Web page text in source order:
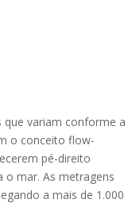
que variam conforme a
o conceito flow-
pé-direito
mar. As metragens
a mais de 1.000